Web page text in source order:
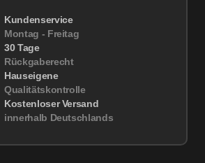
Kundenservice
Montag - Freitag
30 Tage
Rückgaberecht
Hauseigene
Qualitätskontrolle
Kostenloser Versand
innerhalb Deutschlands